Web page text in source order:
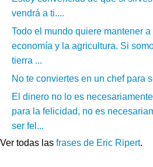
vendrá a ti....
Todo el mundo quiere mantener
economía y la agricultura. Si
tierra ...
No te conviertes en un chef para
El dinero no lo es
para la felicidad, no es
ser fel...
Ver todas las frases de Eric Ripert.